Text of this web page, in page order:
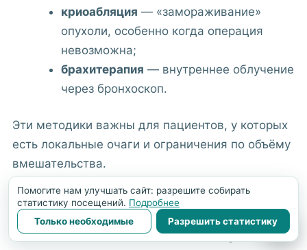
криоабляция — «замораживание»
опухоли, особенно когда операция
невозможна;
брахитерапия — внутреннее облучение
через бронхоскоп.
Эти методики важны для пациентов, у которых
есть локальные очаги и ограничения по объёму
вмешательства.
Диагностика в Израиле: от
точности зависит выбор
💬
Помогите нам улучшать сайт: разрешите собирать
статистику посещений. Подробнее
Только необходимые
Разрешить статистику